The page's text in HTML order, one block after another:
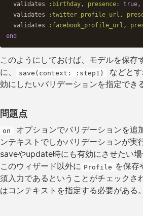
validates
:birthday, presence: true,
validates
:twitter_profile_url ,
validates
:facebook_profile_url ,
end
このようにしておけば、モデルを保存
に、
save(context: :step1)
などと
効にしたいバリデーションを指定できる
問題点
on
オプションでバリデーションを追
ンテキストでしかバリデーションが実
saveやupdate時にも有効にさせたい場
このウィザード以外に Profile を保存
須入力であるということがチェックさ
はコンテキストを指定する必要がある。